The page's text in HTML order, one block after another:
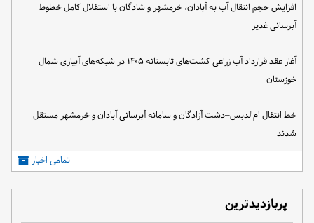
افزایش حجم انتقال آب به آبادان، خرمشهر و شادگان با استقلال کامل خطوط
آبرسانی غدیر
آغاز عقد قرارداد آب زراعی کشت‌های تابستانه ۱۴۰۵ در شبکه‌های آبیاری شمال
خوزستان
خط انتقال ام‌الدبس–دشت آزادگان و سامانه آبرسانی آبادان و خرمشهر مستقل
شدند
تمامی اخبار
پربازدیدترین